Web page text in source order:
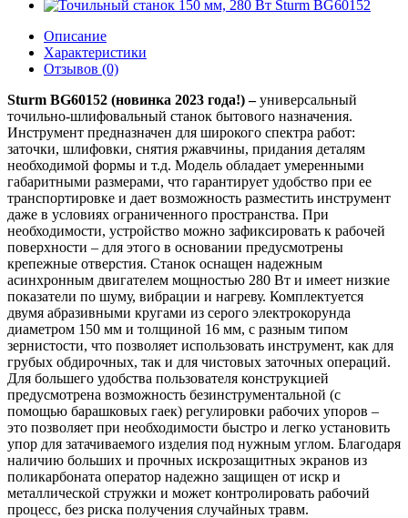
Описание
Характеристики
Отзывов (0)
Sturm BG60152 (новинка 2023 года!) –универсальный
точильно-шлифовальный станок бытового назначения.
Инструмент предназначен для широкого спектра работ:
заточки, шлифовки, снятия ржавчины, придания деталям
необходимой формы и т.д. Модель обладает умеренными
габаритными размерами, что гарантирует удобство при ее
транспортировке и дает возможность разместить инструмент
даже в условиях ограниченного пространства. При
необходимости, устройство можно зафиксировать к рабочей
поверхности – для этого в основании предусмотрены
крепежные отверстия. Станок оснащен надежным
асинхронным двигателем мощностью 280 Вт и имеет низкие
показатели по шуму, вибрации и нагреву. Комплектуется
двумя абразивными кругами из серого электрокорунда
диаметром 150 мм и толщиной 16 мм, с разным типом
зернистости, что позволяет использовать инструмент, как для
грубых обдирочных, так и для чистовых заточных операций.
Для большего удобства пользователя конструкцией
предусмотрена возможность безинструментальной (с
помощью барашковых гаек) регулировки рабочих упоров –
это позволяет при необходимости быстро и легко установить
упор для затачиваемого изделия под нужным углом. Благодаря
наличию больших и прочных искрозащитных экранов из
поликарбоната оператор надежно защищен от искр и
металлической стружки и может контролировать рабочий
процесс, без риска получения случайных травм.